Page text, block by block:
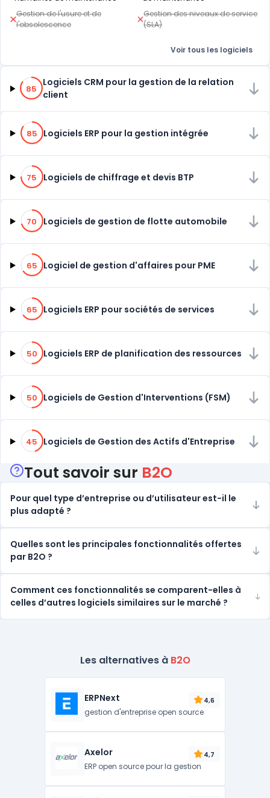
Gestion de l'usure et de
l'obsolescence
Gestion des niveaux de service
(SLA)
Voir tous les logiciels
85% de compatibilité
85
Logiciels CRM pour la gestion de la relation
client
85% de compatibilité
85 Logiciels ERP pour la gestion intégrée
75% de compatibilité
75 Logiciels de chiffrage et devis BTP
70% de compatibilité
70 Logiciels de gestion de flotte automobile
65% de compatibilité
65 Logiciel de gestion d'affaires pour PME
65% de compatibilité
65 Logiciels ERP pour sociétés de services
50% de compatibilité
50 Logiciels ERP de planification des ressources
50% de compatibilité
50 Logiciels de Gestion d'Interventions (FSM)
45% de compatibilité
45 Logiciels de Gestion des Actifs d'Entreprise
Tout savoir sur B2O
Pour quel type d’entreprise ou d’utilisateur est-il le
plus adapté ?
Quelles sont les principales fonctionnalités offertes
par B2O ?
Comment ces fonctionnalités se comparent-elles à
celles d’autres logiciels similaires sur le marché ?
Les alternatives à B2O
ERPNext 4,6
gestion d'entreprise open source
Axelor 4,7
ERP open source pour la gestion